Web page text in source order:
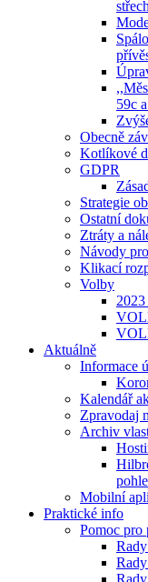
59c
Obecně
Kotlíkové
GDPR
Strategie
Ostatní
Ztráty a
Návody
Klikací
Volby
Aktuálně
Informace
Kalendář
Zpravodaj
Archiv
Mobilní
Praktické info
Pomoc pro